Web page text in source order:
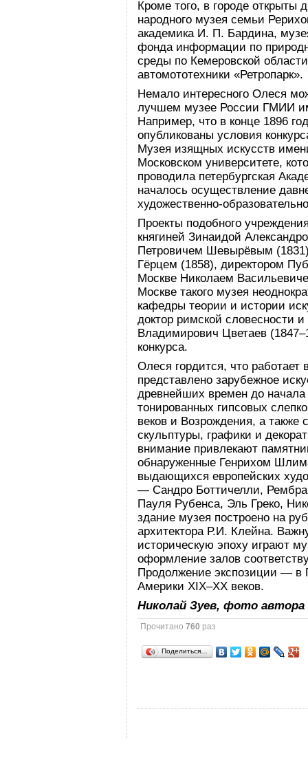
Кроме того, в городе
народного музея семьи
академика И. П. Бардина,
фонда информации по
среды по Кемеровской
автомототехники «Ретропарк».
Немало интересного Олеся
лучшем музее России ГМИИ
Например, что в конце 1896
опубликованы условия
Музея изящных искусств
Московском университете,
проводила петербургская
началось осуществление
художественно-
Проекты подобного
княгиней Зинаидой
Петровичем Шевырёвым
Гёрцем (1858), директором
Москве Николаем
Москве такого музея
кафедры теории и истории
доктор римской словесности
Владимирович Цветаев
конкурса.
Олеся гордится, что
представлено зарубежное
древнейших времен до
тонированных гипсовых
веков и Возрождения, а также
скульптуры, графики и
внимание привлекают
обнаруженные Генрихом
выдающихся европейских
— Сандро Боттичелли,
Пауля Рубенса, Эль Греко,
здание музея построено на
архитектора Р.И. Клейна.
историческую эпоху играют
оформление залов
Продолжение экспозиции — в
Америки XIX–XX веков.
Николай Зуев, фото автора
Прочитано760 раз
Поделиться…